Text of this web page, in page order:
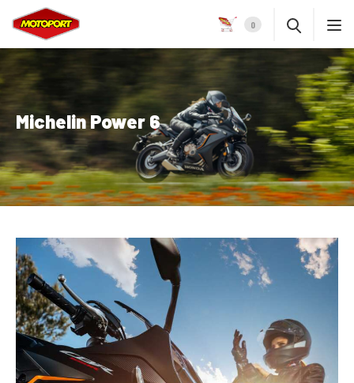
0
Michelin Power 6